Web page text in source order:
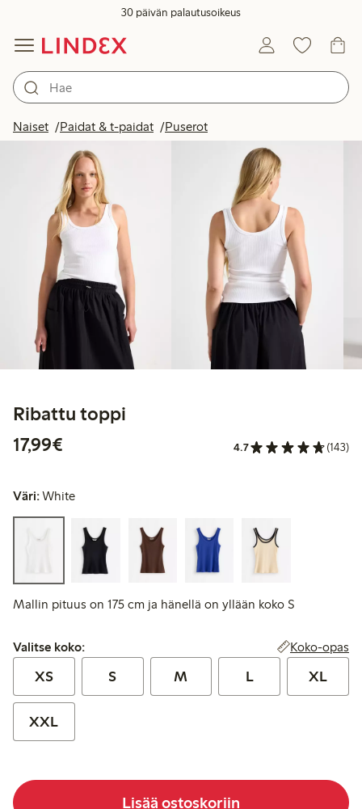
30 päivän palautusoikeus
Naiset Paidat & t-paidat Puserot
Ribattu toppi
17,99€
4.7 (143)
Väri:White
Mallin pituus on 175 cm ja hänellä on yllään koko S
Valitse koko:
Valitse koko: Koko-opas
XS S M L XL
XXL
Lisää ostoskoriin